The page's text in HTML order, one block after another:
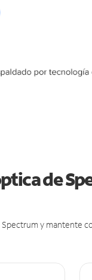
de
y mantente